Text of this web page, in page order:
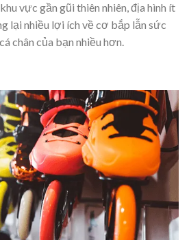
vực gần gũi thiên nhiên, địa hình ít
lại nhiều lợi ích về cơ bắp lẫn sức
chân của bạn nhiều hơn.